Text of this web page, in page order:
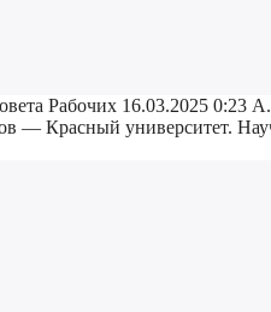
Рабочих 16.03.2025 0:23
— Красный университет.